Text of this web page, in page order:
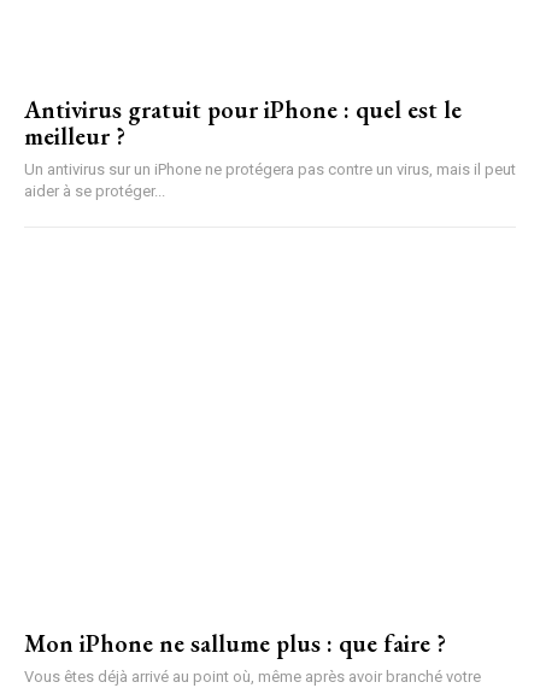
Antivirus gratuit pour iPhone : quel est le
meilleur ?
Un antivirus sur un iPhone ne protégera pas contre un virus, mais il peut
aider à se protéger...
Mon iPhone ne sallume plus : que faire ?
Vous êtes déjà arrivé au point où, même après avoir branché votre